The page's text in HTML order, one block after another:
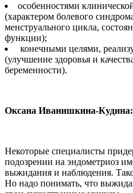
особенностями
(характером болевого
менструального цикла,
функции);
конечными целями,
(улучшение здоровья и
беременности).
Оксана Иванишкина-Кудина:
Некоторые специалисты
подозрении на эндометриоз
выжидания и наблюдения.
Но надо понимать, что